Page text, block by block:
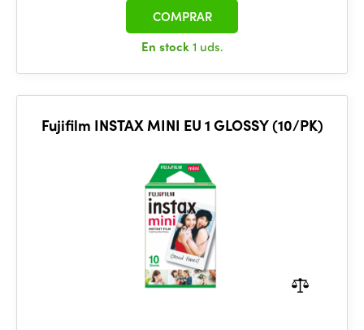
En stock1 uds.
COMPRAR
Fujifilm INSTAX MINI EU 1 GLOSSY (10/PK)